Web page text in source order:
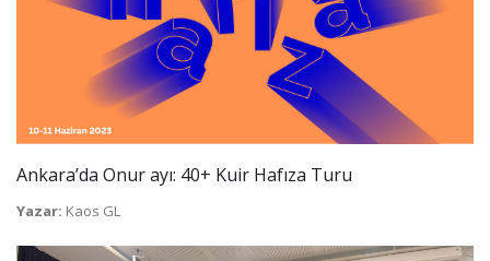
Ankara’da Onur ayı: 40+ Kuir Hafıza Turu
Yazar: Kaos GL